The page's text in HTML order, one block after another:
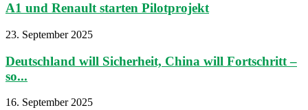
A1 und Renault starten Pilotprojekt
23. September 2025
Deutschland will Sicherheit, China will Fortschritt –
so...
16. September 2025